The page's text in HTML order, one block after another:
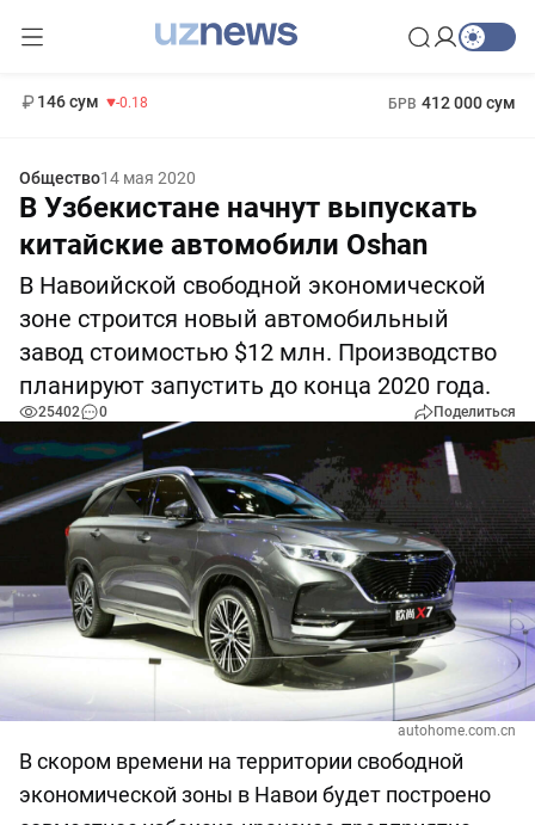
146 сум -0.18 БРВ 412 000 сум
Общество14 мая 2020
В Узбекистане начнут выпускать
китайские автомобили Oshan
В Навоийской свободной экономической
зоне строится новый автомобильный
завод стоимостью $12 млн. Производство
планируют запустить до конца 2020 года.
25402 0 Поделиться
autohome.com.cn
В скором времени на территории свободной
экономической зоны в Навои будет построено